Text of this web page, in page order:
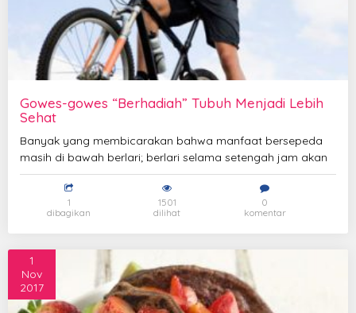
Gowes-gowes “Berhadiah” Tubuh Menjadi Lebih
Sehat
Banyak yang membicarakan bahwa manfaat bersepeda
masih di bawah berlari; berlari selama setengah jam akan
1
dibagikan
1501
dilihat
0
komentar
1
Nov
2017